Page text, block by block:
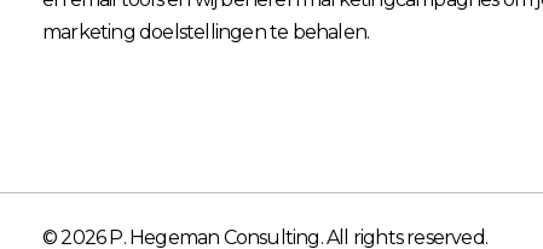
marketing doelstellingen te behalen.
© 2026 P. Hegeman Consulting. All rights reserved.